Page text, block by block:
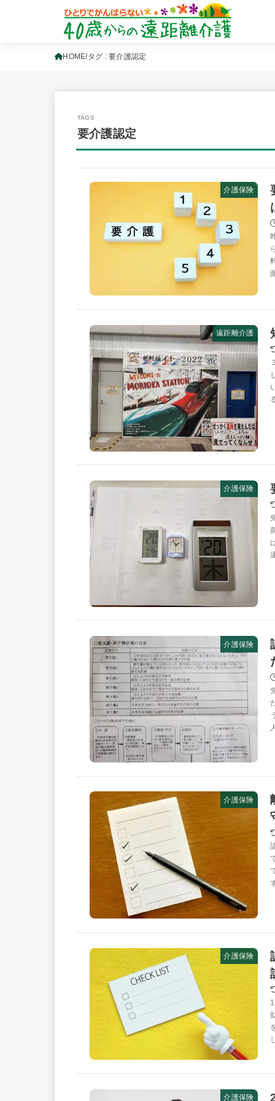
HOME タグ : 要介護認定
要介護認定
介護保険
遠距離介護
介護保険
介護保険
介護保険
介護保険
介護保険